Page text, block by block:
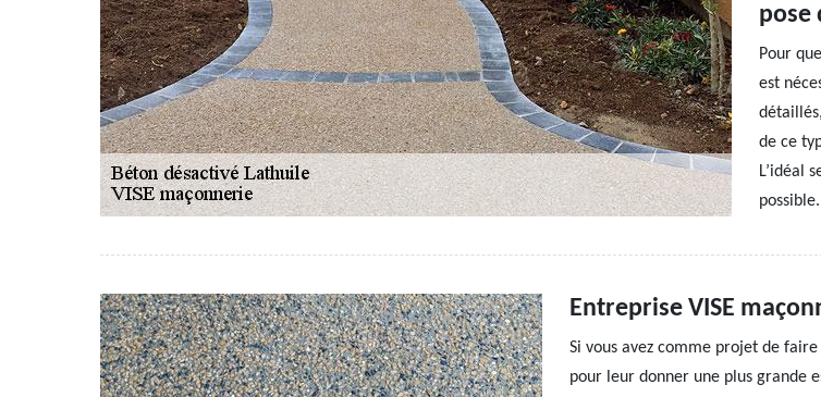
pose
Pour
est
de ce
L’idéal
Entreprise VISE
Si vous avez comme projet de
pour leur donner une plus grande